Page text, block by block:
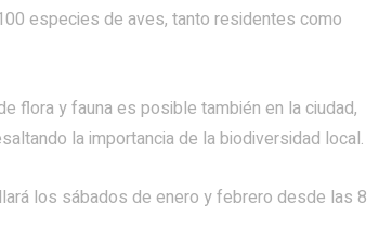
especies de aves, tanto residentes como
flora y fauna es posible también en la ciudad,
la importancia de la biodiversidad local.
los sábados de enero y febrero desde las 8